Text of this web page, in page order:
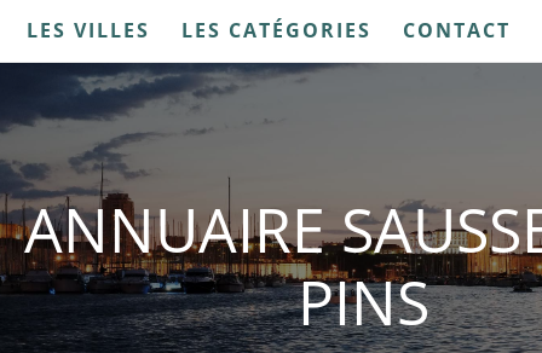
LES VILLES LES CATÉGORIES CONTACT
ANNUAIRE
PINS